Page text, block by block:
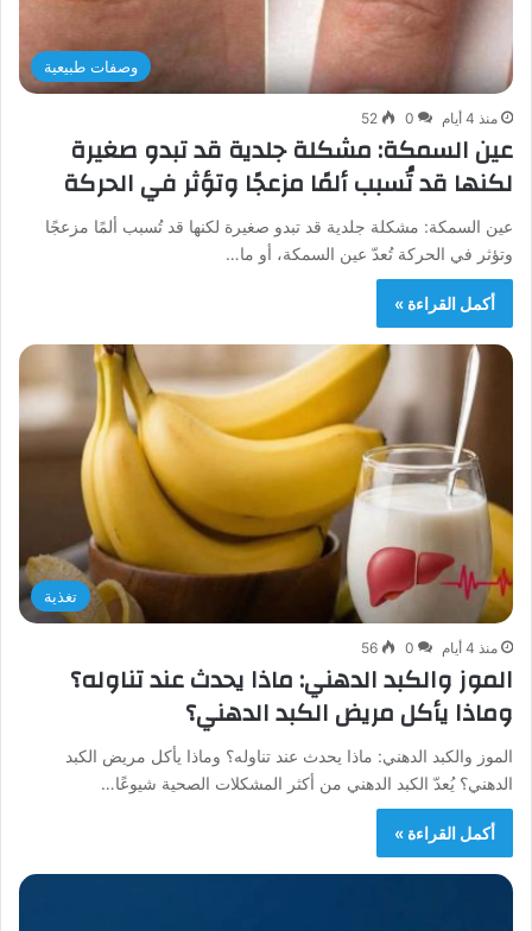
وصفات طبيعية
منذ 4 أيام 0
52
عين السمكة: مشكلة جلدية قد تبدو صغيرة
لكنها قد تُسبب ألمًا مزعجًا وتؤثر في الحركة
عين السمكة: مشكلة جلدية قد تبدو صغيرة لكنها قد تُسبب ألمًا مزعجًا
وتؤثر في الحركة تُعدّ عين السمكة، أو ما…
أكمل القراءة »
تغذية
منذ 4 أيام 0
56
الموز والكبد الدهني: ماذا يحدث عند تناوله؟
وماذا يأكل مريض الكبد الدهني؟
الموز والكبد الدهني: ماذا يحدث عند تناوله؟ وماذا يأكل مريض الكبد
الدهني؟ يُعدّ الكبد الدهني من أكثر المشكلات الصحية شيوعًا…
أكمل القراءة »